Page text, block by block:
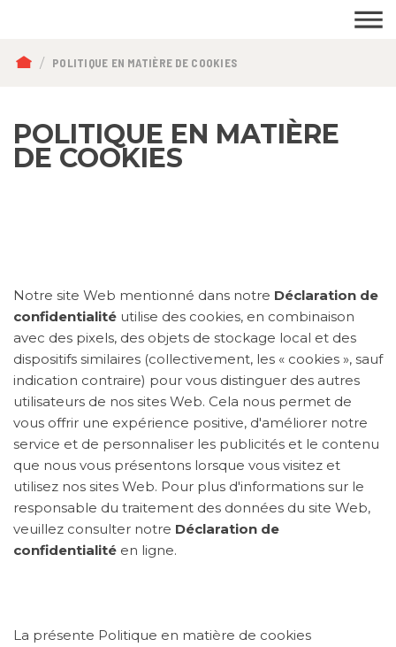
FILPOLITIQUE EN MATIÈRE DE COOKIES
POLITIQUE EN MATIÈRE
DE COOKIES
Notre site Web mentionné dans notre Déclaration de
confidentialité utilise des cookies, en combinaison
avec des pixels, des objets de stockage local et des
dispositifs similaires (collectivement, les « cookies », sauf
indication contraire) pour vous distinguer des autres
utilisateurs de nos sites Web. Cela nous permet de
vous offrir une expérience positive, d'améliorer notre
service et de personnaliser les publicités et le contenu
que nous vous présentons lorsque vous visitez et
utilisez nos sites Web. Pour plus d'informations sur le
responsable du traitement des données du site Web,
veuillez consulter notre Déclaration de
confidentialité en ligne.
La présente Politique en matière de cookies